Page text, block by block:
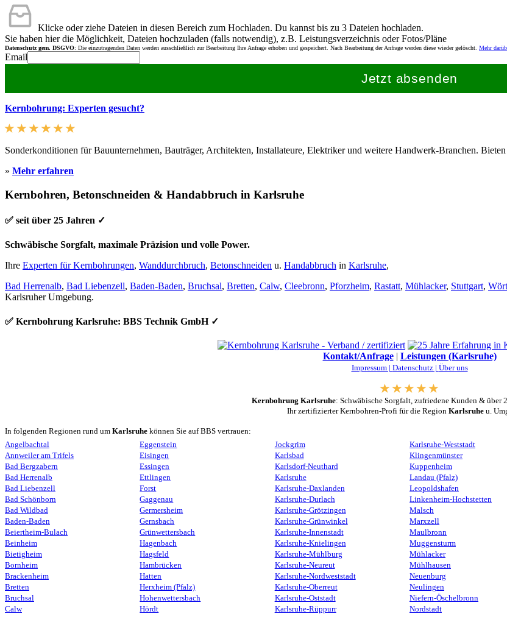
Klicke oder ziehe Dateien in diesen Bereich zum Hochladen. Du kannst bis zu 3 Dateien hochladen.
Sie haben hier die Möglichkeit, Dateien hochzuladen (falls notwendig), z.B. Leistungsverzeichnis oder Fotos/Pläne
Datenschutz gem. DSGVO: Die einzutragenden Daten werden ausschließlich zur Bearbeitung Ihre Anfrage erhoben und gespeichert. Nach Bearbeitung der Anfrage werden diese wieder gelöscht. Mehr
Email
Jetzt absenden
Kernbohrung: Experten gesucht?
Sonderkonditionen für Bauunternehmen, Bauträger, Architekten, Installateure, Elektriker und weitere Handwerk-Branchen.
» Mehr erfahren
Kernbohren, Betonschneiden & Handabbruch in Karlsruhe
✅ seit über 25 Jahren ✓
Schwäbische Sorgfalt, maximale Präzision und volle Power.
Ihre Experten für Kernbohrungen, Wanddurchbruch, Betonschneiden u. Handabbruch in Karlsruhe,
Bad Herrenalb, Bad Liebenzell, Baden-Baden, Bruchsal, Bretten, Calw, Cleebronn, Pforzheim, Rastatt, Mühlacker, Stuttgart,
Karlsruher Umgebung.
✅ Kernbohrung Karlsruhe: BBS Technik GmbH ✓
Kontakt/Anfrage| Leistungen (Karlsruhe)
Impressum | Datenschutz | Über uns
Kernbohrung Karlsruhe: Schwäbische Sorgfalt, zufriedene Kunden & über
Ihr zertifizierter Kernbohren-Profi für die Region Karlsruhe u.
In folgenden Regionen rund um Karlsruhe können Sie auf BBS vertrauen:
Angelbachtal
Annweiler am Trifels
Bad Bergzabern
Bad Herrenalb
Bad Liebenzell
Bad Schönborn
Bad Wildbad
Baden-Baden
Beiertheim-Bulach
Beinheim
Bietigheim
Bornheim
Brackenheim
Bretten
Bruchsal
Calw
Eggenstein
Eisingen
Essingen
Ettlingen
Forst
Gaggenau
Germersheim
Gernsbach
Grünwettersbach
Hagenbach
Hagsfeld
Hambrücken
Hatten
Herxheim (Pfalz)
Hohenwettersbach
Hördt
Jockgrim
Karlsbad
Karlsdorf-Neuthard
Karlsruhe
Karlsruhe-Daxlanden
Karlsruhe-Durlach
Karlsruhe-Grötzingen
Karlsruhe-Grünwinkel
Karlsruhe-Innenstadt
Karlsruhe-Knielingen
Karlsruhe-Mühlburg
Karlsruhe-Neureut
Karlsruhe-Nordweststadt
Karlsruhe-Oberreut
Karlsruhe-Oststadt
Karlsruhe-Rüppurr
Karlsruhe-Weststadt
Klingenmünster
Kuppenheim
Landau (Pfalz)
Leopoldshafen
Linkenheim-Hochstetten
Malsch
Marxzell
Maulbronn
Muggensturm
Mühlacker
Mühlhausen
Neuenburg
Neulingen
Niefern-Öschelbronn
Nordstadt